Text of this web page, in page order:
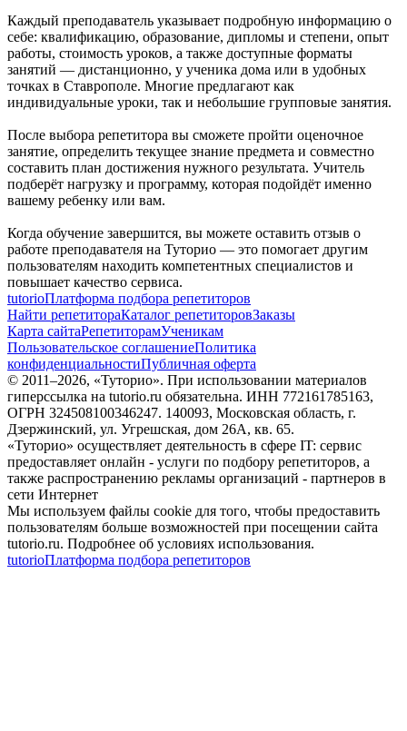
Каждый преподаватель указывает подробную информацию о
себе: квалификацию, образование, дипломы и степени, опыт
работы, стоимость уроков, а также доступные форматы
занятий — дистанционно, у ученика дома или в удобных
точках в Ставрополе. Многие предлагают как
индивидуальные уроки, так и небольшие групповые занятия.
После выбора репетитора вы сможете пройти оценочное
занятие, определить текущее знание предмета и совместно
составить план достижения нужного результата. Учитель
подберёт нагрузку и программу, которая подойдёт именно
вашему ребенку или вам.
Когда обучение завершится, вы можете оставить отзыв о
работе преподавателя на Туторио — это помогает другим
пользователям находить компетентных специалистов и
повышает качество сервиса.
tutorioПлатформа подбора репетиторов
Найти репетитораКаталог репетиторовЗаказы
Карта сайтаРепетиторамУченикам
Пользовательское соглашениеПолитика
конфиденциальностиПубличная оферта
© 2011–2026, «Туторио». При использовании материалов
гиперссылка на tutorio.ru обязательна. ИНН 772161785163,
ОГРН 324508100346247. 140093, Московская область, г.
Дзержинский, ул. Угрешская, дом 26А, кв. 65.
«Туторио» осуществляет деятельность в сфере IT: сервис
предоставляет онлайн - услуги по подбору репетиторов, а
также распространению рекламы организаций - партнеров в
сети Интернет
Мы используем файлы cookie для того, чтобы предоставить
пользователям больше возможностей при посещении сайта
tutorio.ru. Подробнее об условиях использования.
tutorioПлатформа подбора репетиторов